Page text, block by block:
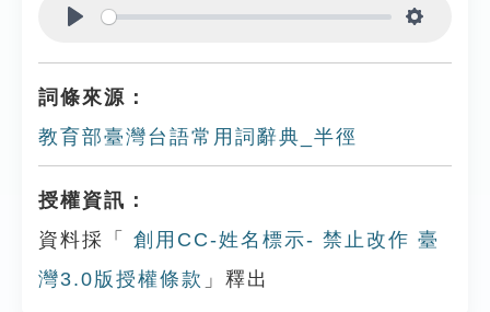
詞條來源：
教育部臺灣台語常用詞辭典_半徑
授權資訊：
資料採「
創用CC-姓名標示- 禁止改作 臺
灣3.0版授權條款 」釋出